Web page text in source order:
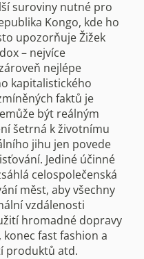
suroviny nutné pro
Kongo, kde ho
upozorňuje Žižek
– nejvíce
nejlépe
kapitalistického
faktů je
být reálným
šetrná k životnímu
jihu jen povede
Jediné účinné
celospolečenská
měst, aby všechny
vzdálenosti
hromadné dopravy
fast fashion a
produktů atd.